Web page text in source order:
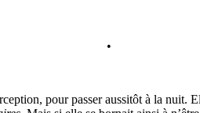
•
pour passer aussitôt à la